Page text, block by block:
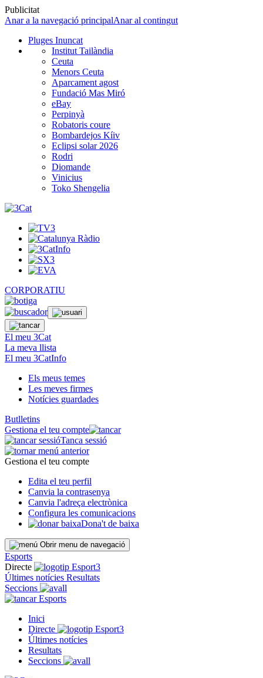
Publicitat
Anar a la navegació principalAnar al contingut
Pluges Inuncat
Institut Tailàndia
Ceuta
Menors Ceuta
Aparcament agost
Fundació Mas Miró
eBay
Perpinyà
Robatoris coure
Bombardejos Kíiv
Eclipsi solar 2026
Rodri
Diomande
Vinicius
Toko Shengelia
CORPORATIU
El meu 3Cat
La meva llista
El meu 3CatInfo
Els meus temes
Les meves firmes
Notícies guardades
Butlletins
Gestiona el teu compte
Tanca sessió
Gestiona el teu compte
Edita el teu perfil
Canvia la contrasenya
Canvia l'adreça electrònica
Configura les comunicacions
Dona't de baixa
Obrir menu de navegació
Esports
Directe
Últimes notícies Resultats
Seccions
Esports
Inici
Directe
Últimes notícies
Resultats
Seccions